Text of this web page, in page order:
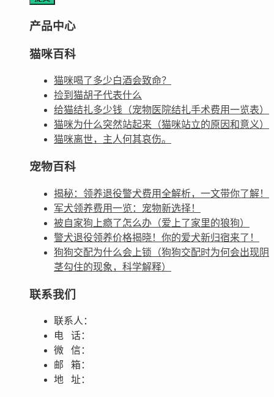
产品中心
猫咪百科
猫咪喝了多少白酒会致命？
捡到猫胡子代表什么
给猫结扎多少钱（宠物医院结扎手术费用一览表）
猫咪为什么突然站起来（猫咪站立的原因和意义）
猫咪离世，主人何其哀伤。
宠物百科
揭秘：领养退役警犬费用全解析，一文带你了解！
军犬领养费用一览：宠物新选择！
被自家狗上瘾了怎么办（爱上了家里的狼狗）
警犬退役领养价格揭晓！你的爱犬新归宿来了！
狗狗交配为什么会上锁（狗狗交配时为何会出现阴
茎勾住的现象，科学解释）
联系我们
联系人：
电 话：
微 信：
邮 箱：
地 址：